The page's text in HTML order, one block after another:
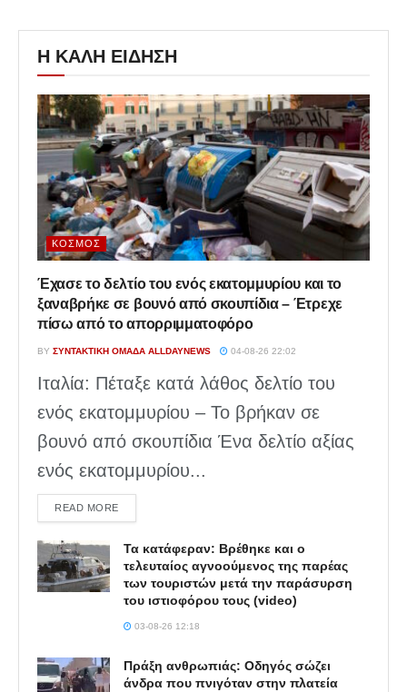
Η ΚΑΛΗ ΕΙΔΗΣΗ
ΚΌΣΜΟΣ
Έχασε το δελτίο του ενός εκατομμυρίου και το
ξαναβρήκε σε βουνό από σκουπίδια – Έτρεχε
πίσω από το απορριμματοφόρο
BY ΣΥΝΤΑΚΤΙΚΉ ΟΜΆΔΑ ALLDAYNEWS 04-08-26 22:02
Ιταλία: Πέταξε κατά λάθος δελτίο του
ενός εκατομμυρίου – Το βρήκαν σε
βουνό από σκουπίδια Ένα δελτίο αξίας
ενός εκατομμυρίου...
READ MOREDETAILS
Τα κατάφεραν: Βρέθηκε και ο
τελευταίος αγνοούμενος της παρέας
των τουριστών μετά την παράσυρση
του ιστιοφόρου τους (video)
03-08-26 12:18
Πράξη ανθρωπιάς: Οδηγός σώζει
άνδρα που πνιγόταν στην πλατεία